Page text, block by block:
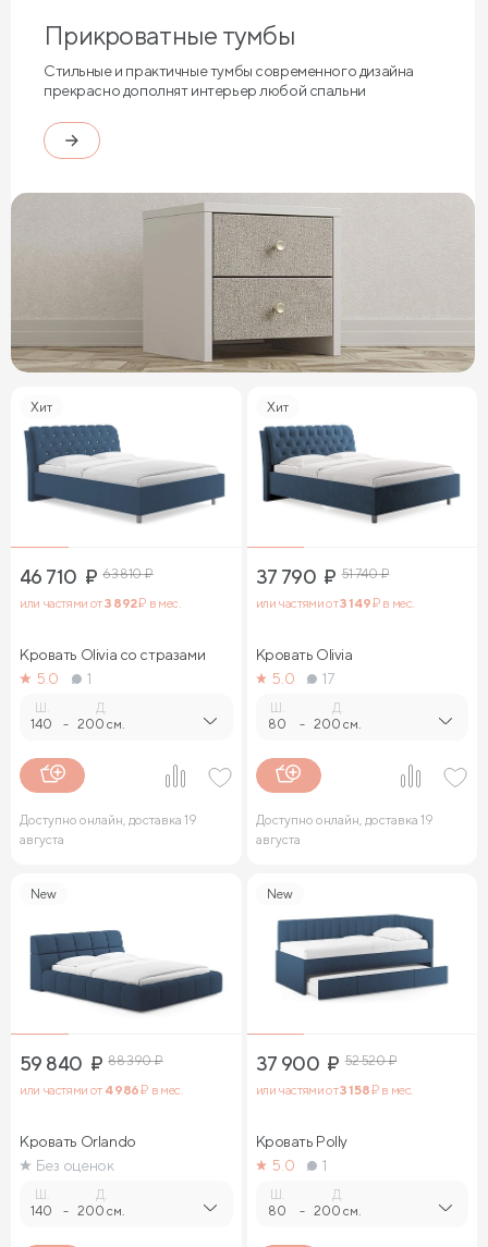
Прикроватные тумбы
Стильные и практичные тумбы современного дизайна
прекрасно дополнят интерьер любой спальни
Хит
46 710 ₽ 63 810₽
или частями от3 892₽ в мес.
Кровать Olivia со стразами
5.0
1
140 -
Д.
200 см.
Доступно онлайн, доставка 19
августа
Хит
37 790 ₽ 51 740₽
или частями от3 149₽ в мес.
Кровать Olivia
5.0
17
80 -
Д.
200 см.
Доступно онлайн, доставка 19
августа
New
59 840 ₽ 88 390₽
или частями от 4 986₽ в мес.
Кровать Orlando
Без оценок
140 -
Д.
200 см.
New
37 900 ₽ 52 520₽
или частями от3 158₽ в мес.
Кровать Polly
5.0
1
80 -
Д.
200 см.